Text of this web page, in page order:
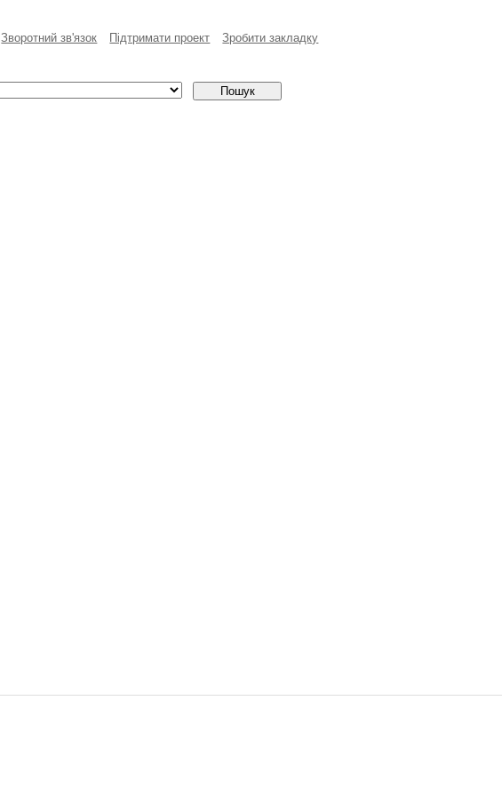
Зворотний зв'язок Пiдтримати проект Зробити закладку